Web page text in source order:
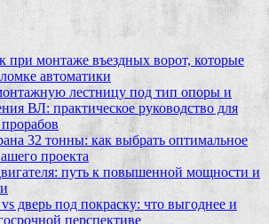
монтаже въездных ворот, которые
автоматики
лестницу под тип опоры и
ВЛ: практическое руководство для
32 тонны: как выбрать оптимальное
проекта
путь к повышенной мощности и
vs дверь под покраску: что выгоднее и
перспективе